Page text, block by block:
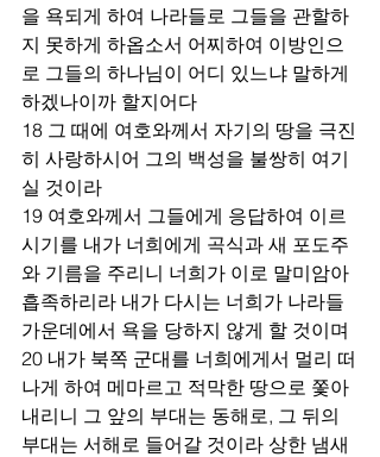
을 욕되게 하여 나라들로 그들을 관할하
지 못하게 하옵소서 어찌하여 이방인으
로 그들의 하나님이 어디 있느냐 말하게
하겠나이까 할지어다
18 그 때에 여호와께서 자기의 땅을 극진
히 사랑하시어 그의 백성을 불쌍히 여기
실 것이라
19 여호와께서 그들에게 응답하여 이르
시기를 내가 너희에게 곡식과 새 포도주
와 기름을 주리니 너희가 이로 말미암아
흡족하리라 내가 다시는 너희가 나라들
가운데에서 욕을 당하지 않게 할 것이며
20 내가 북쪽 군대를 너희에게서 멀리 떠
나게 하여 메마르고 적막한 땅으로 쫓아
내리니 그 앞의 부대는 동해로, 그 뒤의
부대는 서해로 들어갈 것이라 상한 냄새